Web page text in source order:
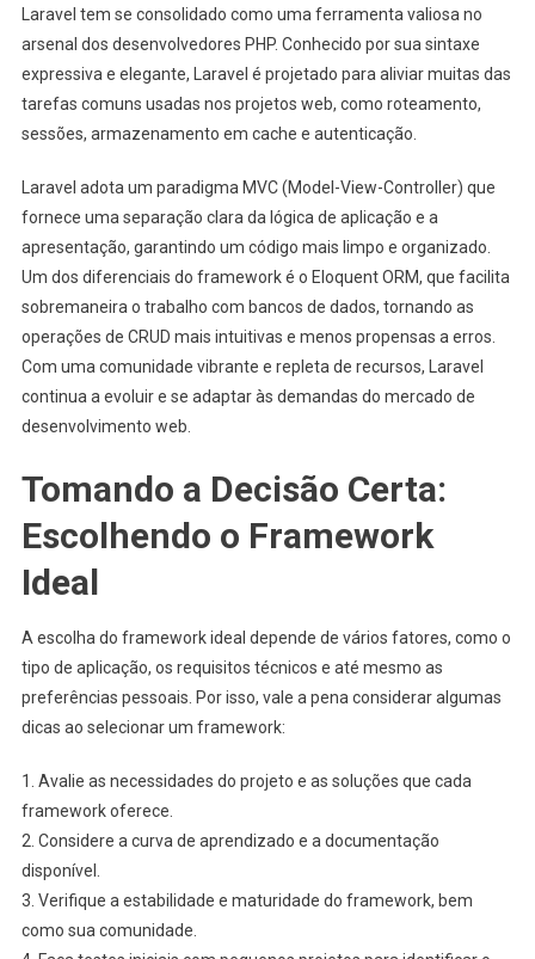
Laravel tem se consolidado como uma ferramenta valiosa no
arsenal dos desenvolvedores PHP. Conhecido por sua sintaxe
expressiva e elegante, Laravel é projetado para aliviar muitas das
tarefas comuns usadas nos projetos web, como roteamento,
sessões, armazenamento em cache e autenticação.
Laravel adota um paradigma MVC (Model-View-Controller) que
fornece uma separação clara da lógica de aplicação e a
apresentação, garantindo um código mais limpo e organizado.
Um dos diferenciais do framework é o Eloquent ORM, que facilita
sobremaneira o trabalho com bancos de dados, tornando as
operações de CRUD mais intuitivas e menos propensas a erros.
Com uma comunidade vibrante e repleta de recursos, Laravel
continua a evoluir e se adaptar às demandas do mercado de
desenvolvimento web.
Tomando a Decisão Certa:
Escolhendo o Framework
Ideal
A escolha do framework ideal depende de vários fatores, como o
tipo de aplicação, os requisitos técnicos e até mesmo as
preferências pessoais. Por isso, vale a pena considerar algumas
dicas ao selecionar um framework:
1. Avalie as necessidades do projeto e as soluções que cada
framework oferece.
2. Considere a curva de aprendizado e a documentação
disponível.
3. Verifique a estabilidade e maturidade do framework, bem
como sua comunidade.